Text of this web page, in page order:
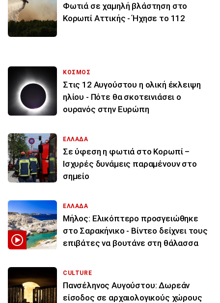
Φωτιά σε χαμηλή βλάστηση στο
Κορωπί Αττικής - Ήχησε το 112
ΚΟΣΜΟΣ
Στις 12 Αυγούστου η ολική έκλειψη
ηλίου - Πότε θα σκοτεινιάσει ο
ουρανός στην Ευρώπη
ΕΛΛΑΔΑ
Σε ύφεση η φωτιά στο Κορωπί –
Ισχυρές δυνάμεις παραμένουν στο
σημείο
ΕΛΛΑΔΑ
Μήλος: Ελικόπτερο προσγειώθηκε
στο Σαρακήνικο - Βίντεο δείχνει τους
επιβάτες να βουτάνε στη θάλασσα
CULTURE
Πανσέληνος Αυγούστου: Δωρεάν
είσοδος σε αρχαιολογικούς χώρους